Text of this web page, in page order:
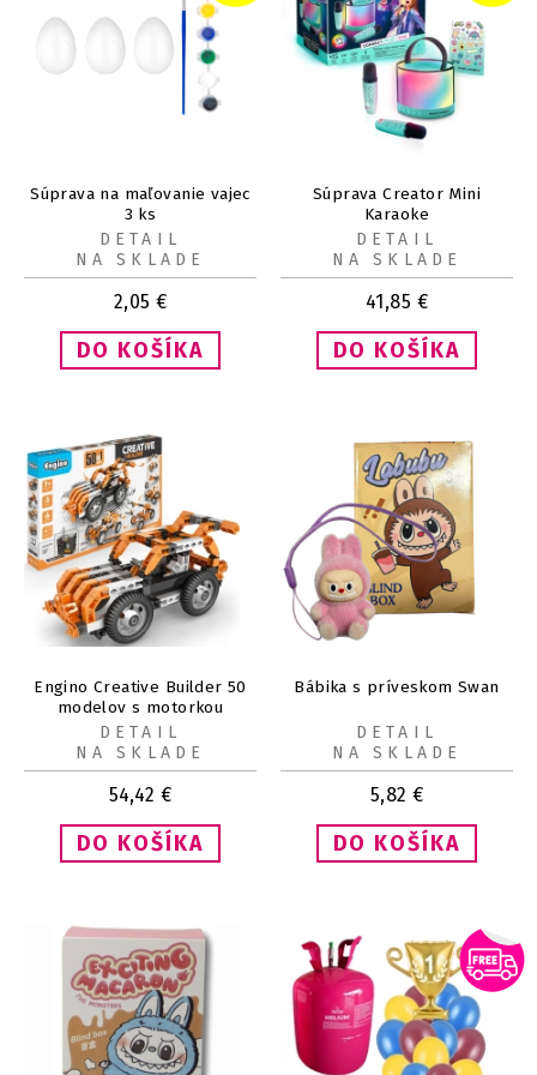
Súprava na maľovanie vajec
3 ks
2,05 €
DETAIL
NA SKLADE
Súprava Creator Mini
Karaoke
41,85 €
DETAIL
NA SKLADE
Engino Creative Builder 50
modelov s motorkou
54,42 €
DETAIL
NA SKLADE
Bábika s príveskom Swan
5,82 €
DETAIL
NA SKLADE